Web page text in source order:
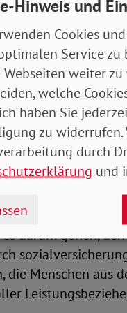
auf
sie
Es kann
zur
erinnert daran,
auf den Weg
zu entfristen“, so
Einkommen
und Renten.
es darum gehen,
die Menschen aus
Hinweis und
Cookies
Service zu
Webseiten weiter
welche
haben Sie
zu
durch
und